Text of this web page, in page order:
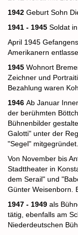
1942 Geburt Sohn
1941 - 1945 Soldat
April 1945
Amerikanern
1945 Wohnort
Zeichner und
Bezahlung waren
1946 Ab Januar
der berühmten
Bühnenbilder
Galotti" unter der
"Segel" mitgegründet.
Von November bis
Stadttheater in
dem Serail" und
Günter Weisenborn.
1947 - 1949 als
tätig, ebenfalls am
Niederdeutschen